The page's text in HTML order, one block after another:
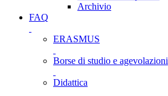
Archivio
FAQ
ERASMUS
Borse di studio e agevolazioni
Didattica